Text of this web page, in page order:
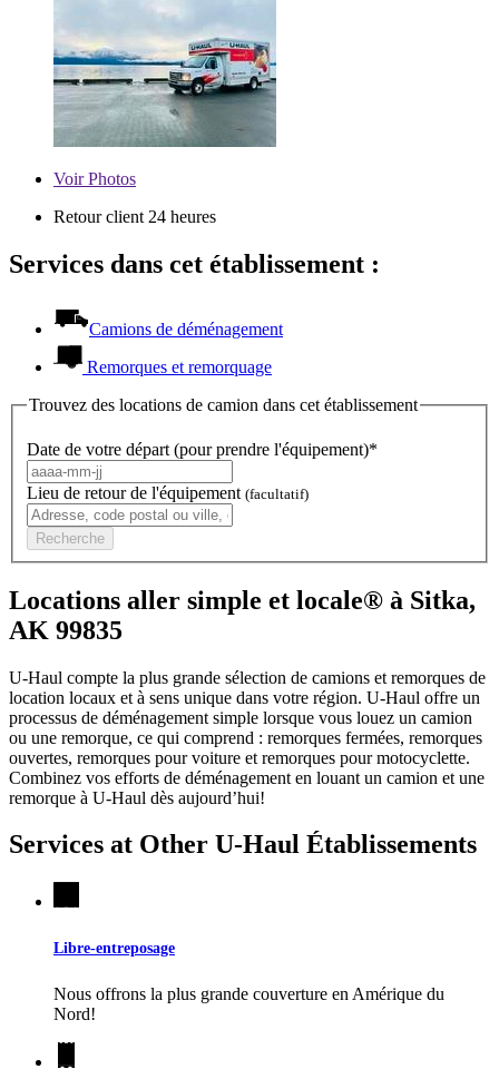
VoirPhotos
Retour client 24 heures
Services dans cet établissement :
Camions de déménagement
Remorques et remorquage
Trouvez des locations de camion dans cet établissement
Date de votre départ (pour prendre l'équipement)*
Lieu de retour de l'équipement (facultatif)
Recherche
Locations aller simple et locale® à Sitka,
AK 99835
U-Haul compte la plus grande sélection de camions et remorques de
location locaux et à sens unique dans votre région. U-Haul offre un
processus de déménagement simple lorsque vous louez un camion
ou une remorque, ce qui comprend : remorques fermées, remorques
ouvertes, remorques pour voiture et remorques pour motocyclette.
Combinez vos efforts de déménagement en louant un camion et une
remorque à U-Haul dès aujourd’hui!
Services at Other U-Haul Établissements
Libre-entreposage
Nous offrons la plus grande couverture en Amérique du
Nord!